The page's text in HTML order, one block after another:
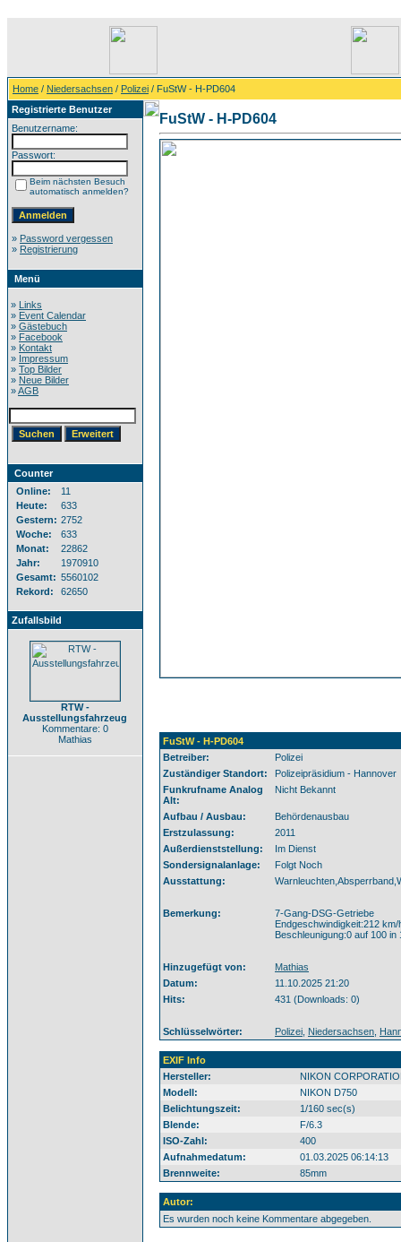
Home / Niedersachsen / Polizei / FuStW - H-PD604
Registrierte Benutzer
Benutzername:
Passwort:
Beim nächsten Besuch
automatisch anmelden?
» Password vergessen
» Registrierung
Menü
» Links
» Event Calendar
» Gästebuch
» Facebook
» Kontakt
» Impressum
» Top Bilder
» Neue Bilder
»AGB
Counter
Online:
11
Heute:
633
Gestern: 2752
Woche:
633
Monat:
22862
Jahr:
1970910
Gesamt: 5560102
Rekord:
62650
Zufallsbild
RTW -
Ausstellungsfahrzeug
Kommentare: 0
Mathias
FuStW - H-PD604
FuStW - H-PD604
Betreiber:
Polizei
Zuständiger Standort:
Polizeipräsidium - Hannover
Funkrufname Analog
Alt:
Nicht Bekannt
Aufbau / Ausbau:
Behördenausbau
Erstzulassung:
2011
Außerdienststellung:
Im Dienst
Sondersignalanlage:
Folgt Noch
Ausstattung:
Bemerkung:
7-Gang-DSG-Getriebe
Endgeschwindigkeit:212 km/
Beschleunigung:0 auf 100 in
Hinzugefügt von:
Mathias
Datum:
11.10.2025 21:20
Hits:
431 (Downloads: 0)
Schlüsselwörter: Polizei Niedersachsen
EXIF Info
Hersteller:
NIKON
Modell:
NIKON D750
Belichtungszeit:
1/160 sec(s)
Blende:
F/6.3
ISO-Zahl:
400
Aufnahmedatum:
01.03.2025 06:14:13
Brennweite:
85mm
Autor:
Es wurden noch keine Kommentare abgegeben.